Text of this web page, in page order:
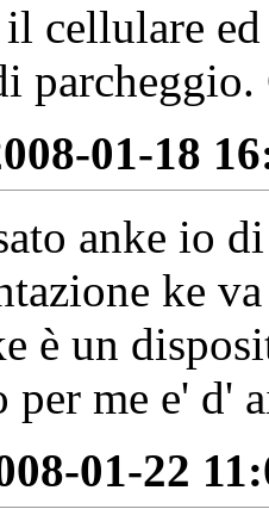
cellulare
parcheggio.
01-18
anke io
ke
è un
per me e' d'
01-22